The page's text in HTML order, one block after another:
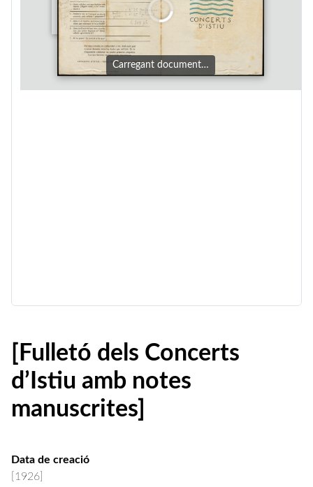
Carregant document…
[Fulletó dels Concerts
d’Istiu amb notes
manuscrites]
Data de creació
[1926]